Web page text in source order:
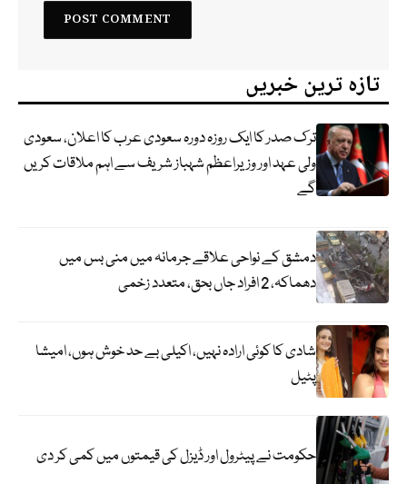
تازہ ترین خبریں
ترک صدر کا ایک روزہ دورہ سعودی عرب کا اعلان، سعودی
ولی عہد اور وزیراعظم شہباز شریف سے اہم ملاقات کریں
گے
دمشق کے نواحی علاقے جرمانہ میں منی بس میں
دھماکہ، 2 افراد جاں بحق، متعدد زخمی
شادی کا کوئی ارادہ نہیں، اکیلی بے حد خوش ہوں، امیشا
پٹیل
حکومت نے پیٹرول اور ڈیزل کی قیمتوں میں کمی کر دی